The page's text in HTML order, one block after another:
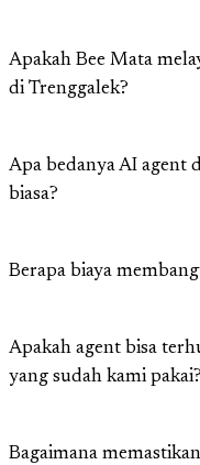
Apakah Bee Mata
di Trenggalek?
Apa bedanya AI agent
biasa?
Berapa biaya
Apakah agent bisa
yang sudah kami pakai?
Bagaimana